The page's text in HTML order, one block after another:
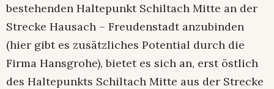
bestehenden Haltepunkt Schiltach Mitte an der
Strecke Hausach – Freudenstadt anzubinden
(hier gibt es zusätzliches Potential durch die
Firma Hansgrohe), bietet es sich an, erst östlich
des Haltepunkts Schiltach Mitte aus der Strecke